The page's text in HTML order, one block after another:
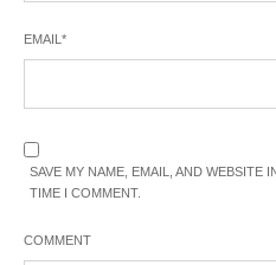
EMAIL*
SAVE MY NAME, EMAIL, AND WEBSITE
TIME I COMMENT.
COMMENT